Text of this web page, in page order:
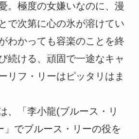
。極度の女嫌いなのに、漫
で次第に心の氷が溶けてい
わかっても容楽のことを終
続ける、頑固で一途なキャ
リフ・リーはピッタリはま
、「李小龍(ブルース・リ
」でブルース・リーの役を